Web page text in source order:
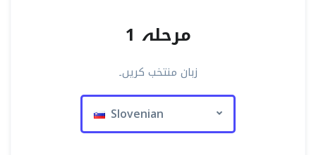
مرحلہ 1
زبان منتخب کریں۔
Slovenian